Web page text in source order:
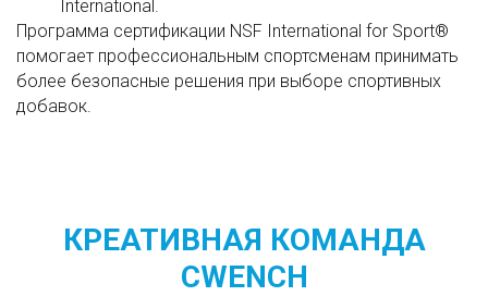
International.
Программа сертификации NSF International for Sport®
помогает профессиональным спортсменам принимать
более безопасные решения при выборе спортивных
добавок.
КРЕАТИВНАЯ КОМАНДА
CWENCH